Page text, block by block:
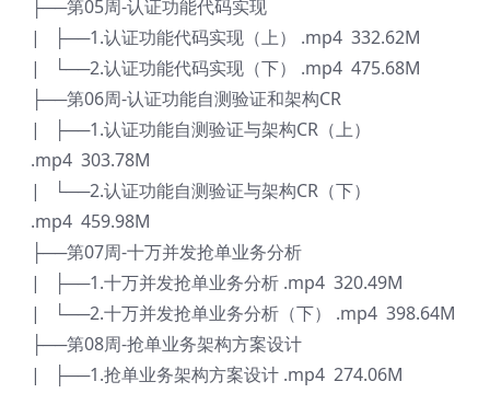
├──第05周-认证功能代码实现
| ├──1.认证功能代码实现（上） .mp4 332.62M
| └──2.认证功能代码实现（下） .mp4 475.68M
├──第06周-认证功能自测验证和架构CR
| ├──1.认证功能自测验证与架构CR（上）
.mp4 303.78M
| └──2.认证功能自测验证与架构CR（下）
.mp4 459.98M
├──第07周-十万并发抢单业务分析
| ├──1.十万并发抢单业务分析 .mp4 320.49M
| └──2.十万并发抢单业务分析（下） .mp4 398.64M
├──第08周-抢单业务架构方案设计
| ├──1.抢单业务架构方案设计 .mp4 274.06M